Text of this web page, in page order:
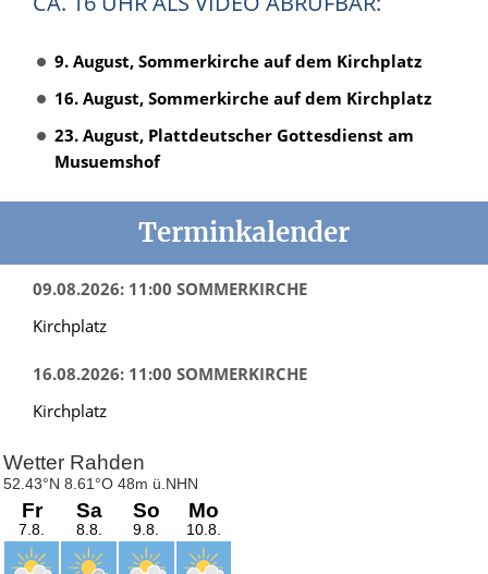
9. August, Sommerkirche auf dem Kirchplatz
16. August, Sommerkirche auf dem Kirchplatz
23. August, Plattdeutscher Gottesdienst am
Musuemshof
Terminkalender
09.08.2026: 11:00 SOMMERKIRCHE
Kirchplatz
16.08.2026: 11:00 SOMMERKIRCHE
Kirchplatz